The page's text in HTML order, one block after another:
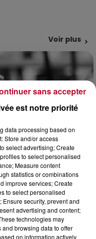
Voir plus
S'EXPOSE
au pas de charge
Occitanie
est notre priorité
data processing based on
Store and/or access
select advertising; Create
to select personalised
Measure content
statistics or combinations
improve services; Create
to select personalised
security, prevent and
advertising and content;
technologies may
browsing data to offer
on information actively
sans accepter